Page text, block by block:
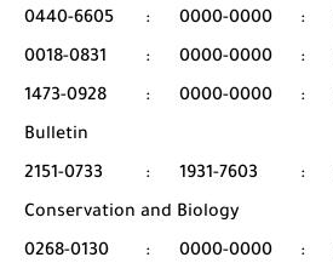
0440-6605
: 0000-0000 :
0018-0831
: 0000-0000 :
1473-0928
: 0000-0000 :
Bulletin
2151-0733
: 1931-7603 :
Conservation and Biology
0268-0130
: 0000-0000 :